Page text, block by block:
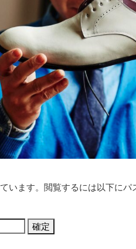
います。閲覧するには以下にパ